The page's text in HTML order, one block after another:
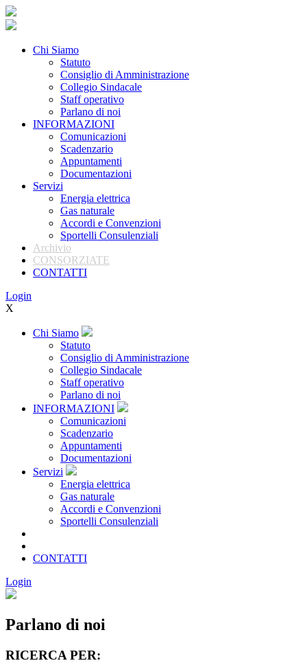
Chi Siamo
Statuto
Consiglio di Amministrazione
Collegio Sindacale
Staff operativo
Parlano di noi
INFORMAZIONI
Comunicazioni
Scadenzario
Appuntamenti
Documentazioni
Servizi
Energia elettrica
Gas naturale
Accordi e Convenzioni
Sportelli Consulenziali
Archivio
CONSORZIATE
CONTATTI
Login
X
Chi Siamo
Statuto
Consiglio di Amministrazione
Collegio Sindacale
Staff operativo
Parlano di noi
INFORMAZIONI
Comunicazioni
Scadenzario
Appuntamenti
Documentazioni
Servizi
Energia elettrica
Gas naturale
Accordi e Convenzioni
Sportelli Consulenziali
CONTATTI
Login
Parlano di noi
RICERCA PER: